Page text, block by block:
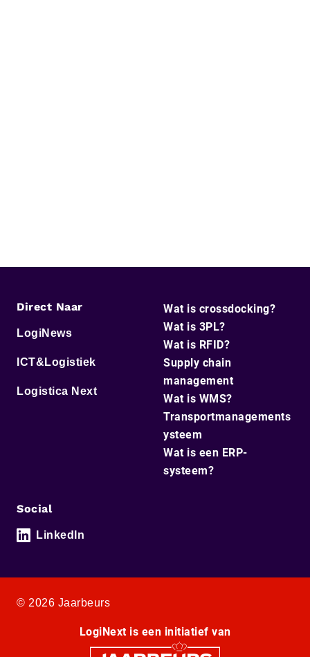
Direct Naar
LogiNews
ICT&Logistiek
Logistica Next
Wat is crossdocking?
Wat is 3PL?
Wat is RFID?
Supply chain
management
Wat is WMS?
Transportmanagements
ysteem
Wat is een ERP-
systeem?
Social
LinkedIn
© 2026 Jaarbeurs
LogiNext is een initiatief van